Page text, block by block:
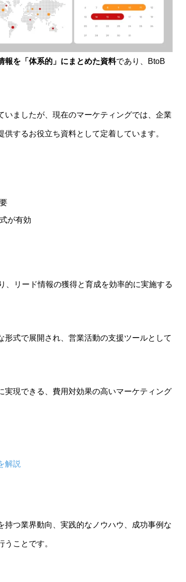
報を「体系的」にまとめた資料であり、BtoB
ましたが、現在のマーケティングでは、企業
するお役立ち資料として定着しています。
が有効
、リード情報の獲得と育成を効率的に実施する
式で展開され、営業活動の支援ツールとして
現できる、費用対効果の高いマーケティング
解説
つ業界動向、実践的なノウハウ、成功事例な
ことです。